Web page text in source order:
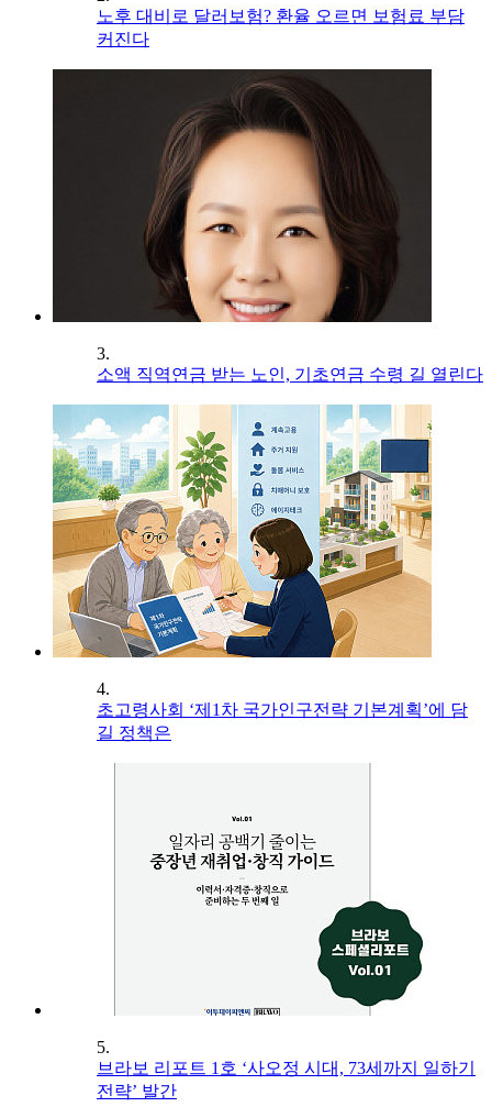
노후 대비로 달러보험? 환율 오르면 보험료 부담
커진다
3.
소액 직역연금 받는 노인, 기초연금 수령 길 열린다
4.
초고령사회 ‘제1차 국가인구전략 기본계획’에 담
길 정책은
5.
브라보 리포트 1호 ‘사오정 시대, 73세까지 일하기
전략’ 발간